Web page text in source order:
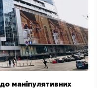
маніпулятивних